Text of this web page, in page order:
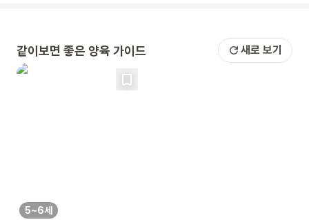
같이보면 좋은 양육 가이드 새로 보기
5~6세